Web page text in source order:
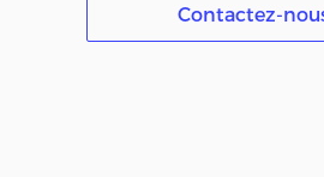
Contactez-